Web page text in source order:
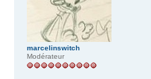
marcelinswitch
Modérateur